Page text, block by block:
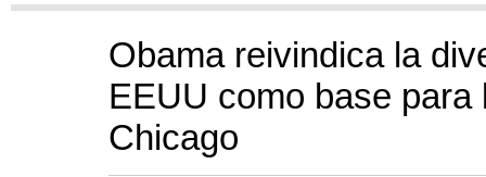
Obama reivindica la
EEUU como base para
Chicago